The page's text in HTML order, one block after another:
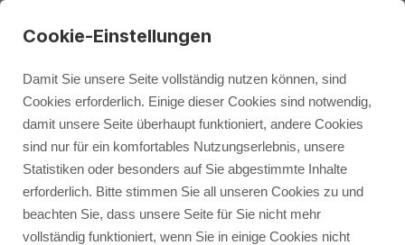
Zweitmeinung
Cookie-Einstellungen
Damit Sie unsere Seite vollständig nutzen können, sind
Cookies erforderlich. Einige dieser Cookies sind notwendig,
damit unsere Seite überhaupt funktioniert, andere Cookies
sind nur für ein komfortables Nutzungserlebnis, unsere
Statistiken oder besonders auf Sie abgestimmte Inhalte
erforderlich. Bitte stimmen Sie all unseren Cookies zu und
beachten Sie, dass unsere Seite für Sie nicht mehr
vollständig funktioniert, wenn Sie in einige Cookies nicht